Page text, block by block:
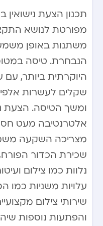
תכנון הצעת נישואין
מפורטת לנושא
משתנות באופן
הנבחרת. טיסה
היוקרתית ביותר, עם
שקלים לעשרות
ומשך הטיסה. הצעת
אלטרנטיבה מעט
מצריכה השקעה
שכירת הכדור הפורח,
נלוות כמו צילום
עלויות משניות
שירותי צילום
והפתעות נוספות